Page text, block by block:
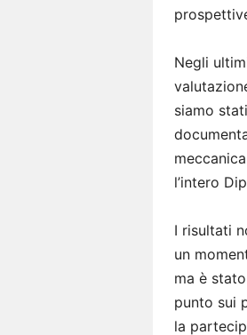
Negli
siamo
l’intero
I risultati
un
ma è
punto sui
la